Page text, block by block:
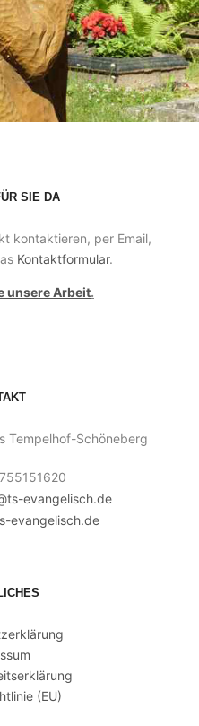
SIE DA
kontaktieren, per Email,
Kontaktformular.
unsere Arbeit.
Tempelhof-Schöneberg
evangelisch.de
evangelisch.de
(EU)